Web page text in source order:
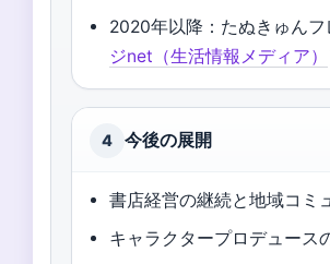
2020年以降：たぬきゅん
ジnet（生活情報メディア）
4 今後の展開
書店経営の継続と地域コミ
キャラクタープロデュース